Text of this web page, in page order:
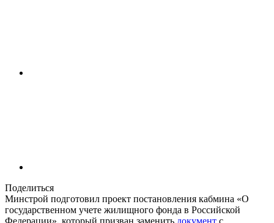
Поделиться
Минстрой подготовил проект постановления кабмина «О
государственном учете жилищного фонда в Российской